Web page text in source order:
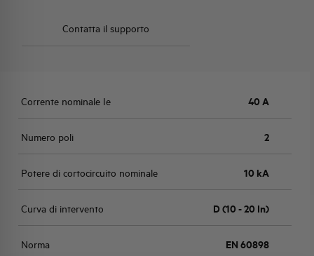
Contatta il supporto
Corrente nominale Ie 40 A
Numero poli 2
Potere di cortocircuito nominale 10 kA
Curva di intervento D (10 - 20 In)
Norma EN 60898